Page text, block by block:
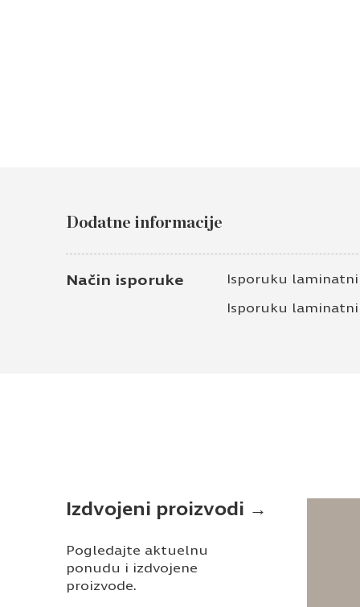
Dodatne informacije
Način isporuke
Isporuku
Isporuku
Izdvojeni proizvodi →
Pogledajte aktuelnu
ponudu i izdvojene
proizvode.